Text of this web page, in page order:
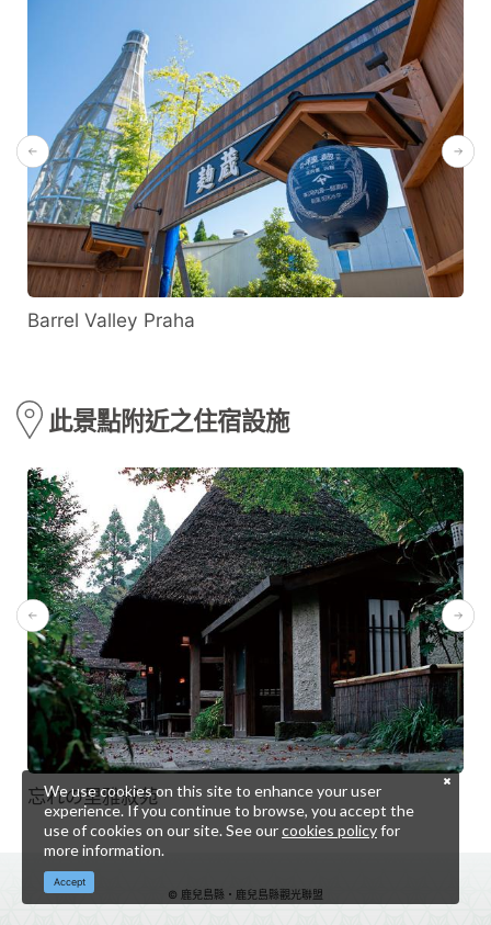
Barrel Valley Praha
此景點附近之住宿設施
忘れの里雅叙苑
© 鹿兒島縣・鹿兒島縣觀光聯盟
We use cookies on this site to enhance your user
experience. If you continue to browse, you accept the
use of cookies on our site. See ourcookies policyfor
more information.
Accept